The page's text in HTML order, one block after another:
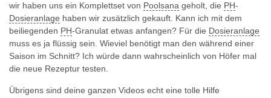
wir haben uns ein Komplettset von Poolsana geholt, die PH-
Dosieranlage haben wir zusätzlich gekauft. Kann ich mit dem
beiliegenden PH-Granulat etwas anfangen? Für die Dosieranlage
muss es ja flüssig sein. Wieviel benötigt man den während einer
Saison im Schnitt? Ich würde dann wahrscheinlich von Höfer mal
die neue Rezeptur testen.
Übrigens sind deine ganzen Videos echt eine tolle Hilfe